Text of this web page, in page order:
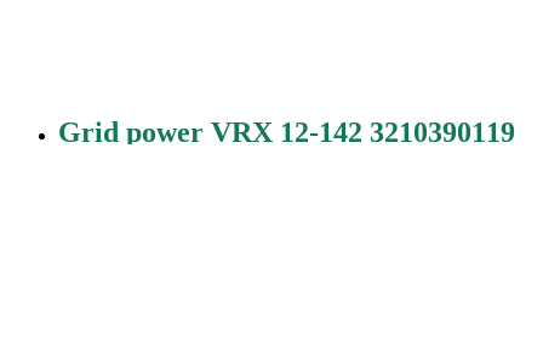
Grid power VRX 12-142 3210390119